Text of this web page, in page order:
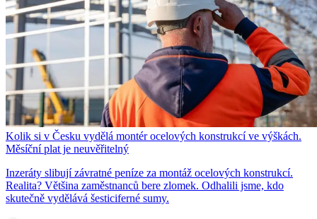
Kolik si v Česku vydělá montér ocelových konstrukcí ve výškách.
Měsíční plat je neuvěřitelný
Inzeráty slibují závratné peníze za montáž ocelových konstrukcí.
Realita? Většina zaměstnanců bere zlomek. Odhalili jsme, kdo
skutečně vydělává šesticiferné sumy.